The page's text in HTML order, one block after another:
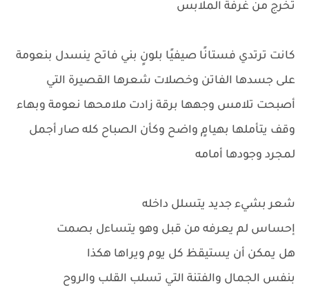
تخرج من غرفة الملابس
كانت ترتدي فستانًا صيفيًا بلونٍ بني فاتح ينسدل بنعومة
على جسدها الفاتن وخصلات شعرها القصيرة التي
أصبحت تلامس وجهها برقة زادت ملامحها نعومة وبهاء
وقف يتأملها بهيامٍ واضح وكأن الصباح كله صار أجمل
لمجرد وجودها أمامه
شعر بشيء جديد يتسلل داخله
إحساس لم يعرفه من قبل وهو يتساءل بصمت
هل يمكن أن يستيقظ كل يوم ويراها هكذا
بنفس الجمال والفتنة التي تسلب القلب والروح